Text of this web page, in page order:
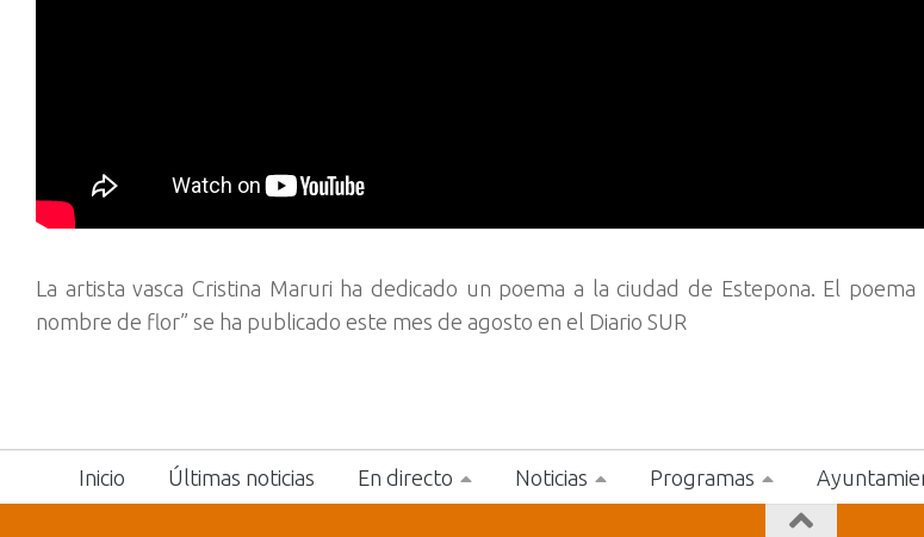
La artista vasca Cristina Maruri ha dedicado un poema a la ciudad de Estepona. El
nombre de flor” se ha publicado este mes de agosto en el Diario SUR
Inicio Últimas noticias En directo Noticias Programas